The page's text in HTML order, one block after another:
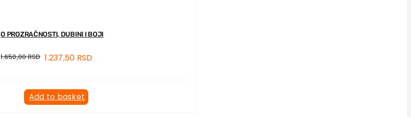
O PROZRAČNOSTI, DUBINI I BOJI
1.650,00RSD 1.237,50 RSD
Add to basket